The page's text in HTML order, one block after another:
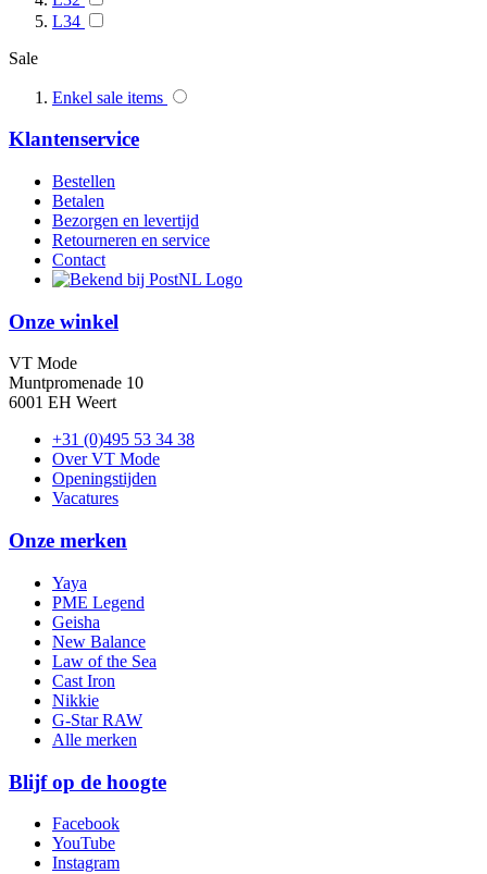
L34
Sale
Enkel sale items
Klantenservice
Bestellen
Betalen
Bezorgen en levertijd
Retourneren en service
Contact
Onze winkel
VT Mode
Muntpromenade 10
6001 EH Weert
+31 (0)495 53 34 38
Over VT Mode
Openingstijden
Vacatures
Onze merken
Yaya
PME Legend
Geisha
New Balance
Law of the Sea
Cast Iron
Nikkie
G-Star RAW
Alle merken
Blijf op de hoogte
Facebook
YouTube
Instagram